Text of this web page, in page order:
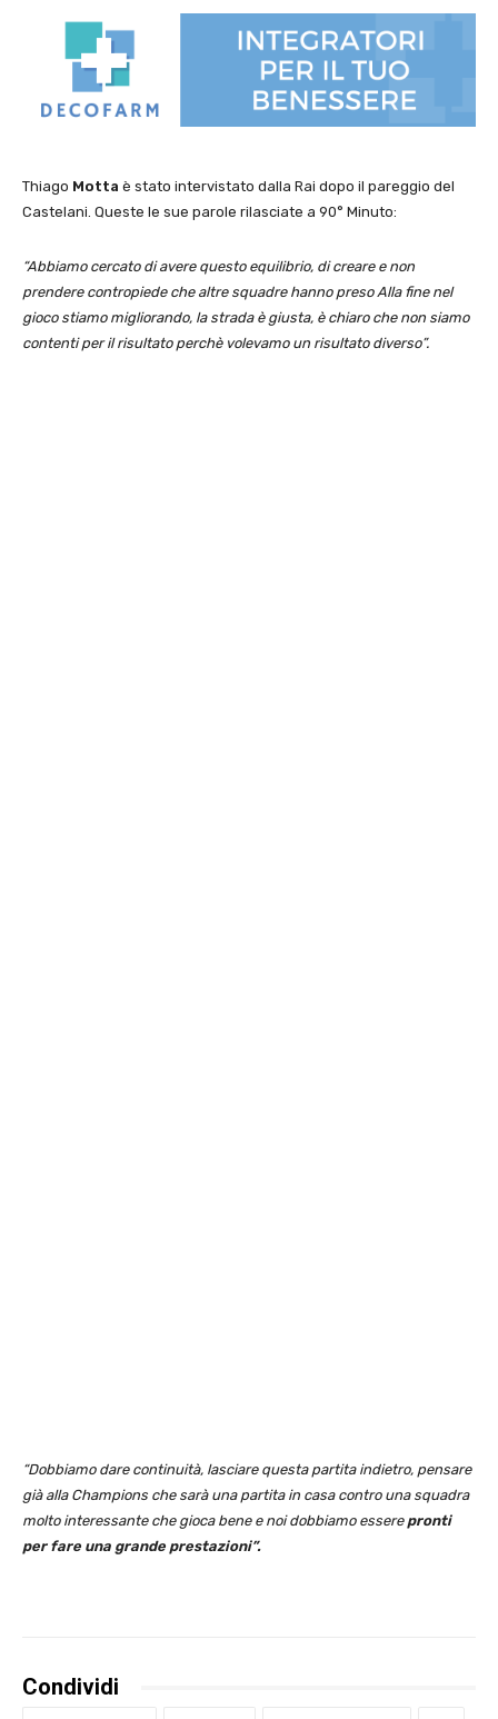
Thiago Motta è stato intervistato dalla Rai dopo il pareggio del
Castelani. Queste le sue parole rilasciate a 90° Minuto:
“Abbiamo cercato di avere questo equilibrio, di creare e non
prendere contropiede che altre squadre hanno preso Alla fine nel
gioco stiamo migliorando, la strada è giusta, è chiaro che non siamo
contenti per il risultato perchè volevamo un risultato diverso”.
“Dobbiamo dare continuità, lasciare questa partita indietro, pensare
già alla Champions che sarà una partita in casa contro una squadra
molto interessante che gioca bene e noi dobbiamo essere pronti
per fare una grande prestazioni”.
Condividi